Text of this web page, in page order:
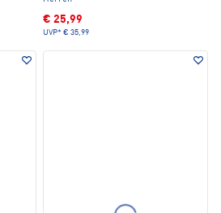
€ 25,99
UVP* € 35,99